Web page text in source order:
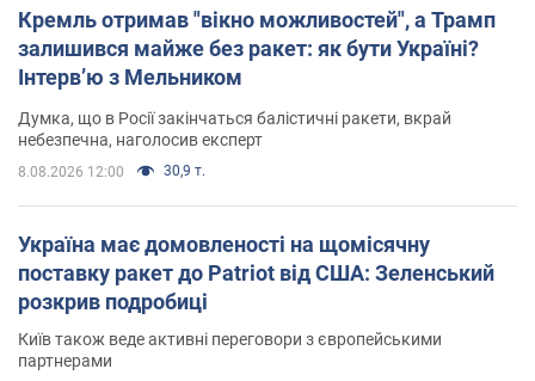
Кремль отримав "вікно можливостей", а Трамп
залишився майже без ракет: як бути Україні?
Інтерв’ю з Мельником
Думка, що в Росії закінчаться балістичні ракети, вкрай
небезпечна, наголосив експерт
8.08.2026 12:00 30,9 т.
Україна має домовленості на щомісячну
поставку ракет до Patriot від США: Зеленський
розкрив подробиці
Київ також веде активні переговори з європейськими
партнерами